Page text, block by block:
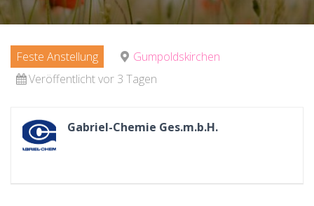
Feste Anstellung
Gumpoldskirchen
Veröffentlicht vor 3 Tagen
Gabriel-Chemie Ges.m.b.H.